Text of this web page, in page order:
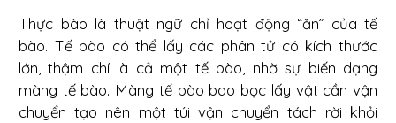
Thực bào là thuật ngữ chỉ hoạt động “ăn” của tế
bào. Tế bào có thể lấy các phân tử có kích thước
lớn, thậm chí là cả một tế bào, nhờ sự biến dạng
màng tế bào. Màng tế bào bao bọc lấy vật cần vận
chuyển tạo nên một túi vận chuyển tách rời khỏi